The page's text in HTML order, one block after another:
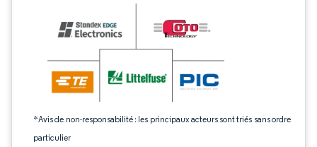
*Avis de non-responsabilité : les principaux acteurs sont triés sans ordre
particulier